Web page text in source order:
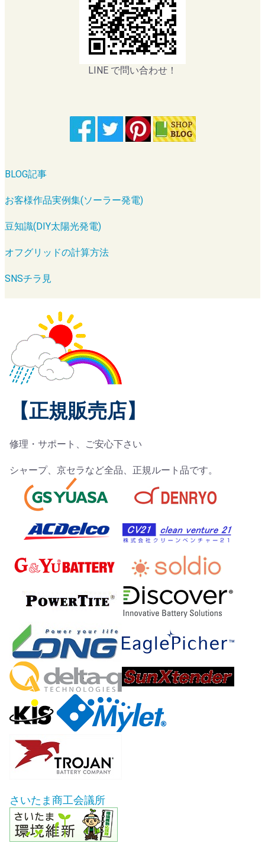
LINE で問い合わせ！
BLOG記事
お客様作品実例集(ソーラー発電)
豆知識(DIY太陽光発電)
オフグリッドの計算方法
SNSチラ見
【正規販売店】
修理・サポート、ご安心下さい
シャープ、京セラなど全品、正規ルート品です。
さいたま商工会議所